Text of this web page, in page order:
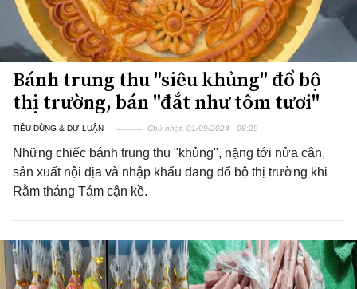
Bánh trung thu "siêu khủng" đổ bộ
thị trường, bán "đắt như tôm tươi"
TIÊU DÙNG & DƯ LUẬN Chủ nhật, 01/09/2024 | 08:29
Những chiếc bánh trung thu "khủng", nặng tới nửa cân,
sản xuất nội địa và nhập khẩu đang đổ bộ thị trường khi
Rằm tháng Tám cận kề.